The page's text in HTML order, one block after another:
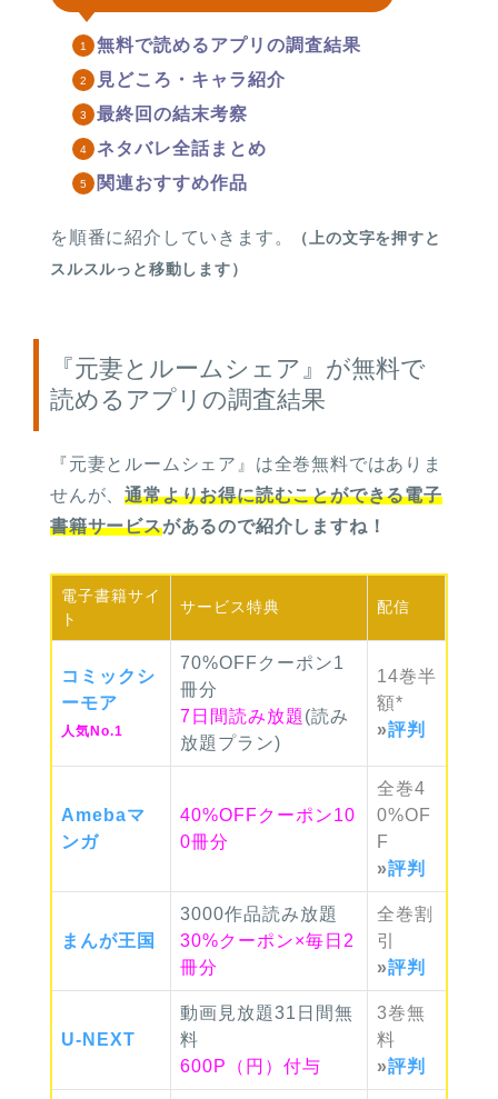
無料で読めるアプリの調査結果
見どころ・キャラ紹介
最終回の結末考察
ネタバレ全話まとめ
関連おすすめ作品
を順番に紹介していきます。
（上の文字を押すと
スルスルっと移動します）
『元妻とルームシェア』が無料で
読めるアプリの調査結果
『元妻とルームシェア』は全巻無料ではありま
せんが、通常よりお得に読むことができる電子
書籍サービスがあるので紹介しますね！
電子書籍サイ
ト
サービス特典 配信
コミック シ
ーモア
人気No.1
70%OFFクーポン1
冊分
7日間読み放題 (読み
放題プラン)
14巻半
額*
»評判
Amebaマ
ンガ
40%OFFクーポン10
0冊分
全巻4
0%OF
F
»評判
まんが王国
3000作品読み放題
30%クーポン×毎日2
冊分
全巻割
引
»評判
U-NEXT
動画見放題31日間無
料
600P（円）付与
3巻無
料
»評判